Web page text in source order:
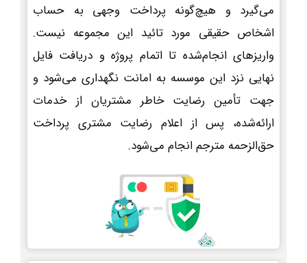
می‌گیرد و هیچ‌گونه پرداخت وجهی به حساب
اشخاص حقیقی مورد تائید این مجموعه نیست.
واریزهای انجام‌شده تا اتمام پروژه و دریافت فایل
نهایی نزد این موسسه به امانت نگهداری می‌شود و
جهت تأمین رضایت خاطر مشتریان از خدمات
ارائه‌شده، پس از اعلام رضایت مشتری پرداخت
حق‌الزحمه مترجم انجام می‌شود.